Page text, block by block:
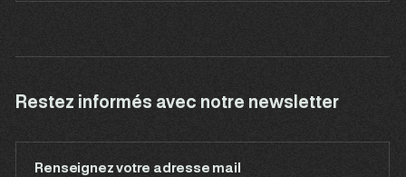
Restez informés avec notre newsletter
Renseignez votre adresse mail